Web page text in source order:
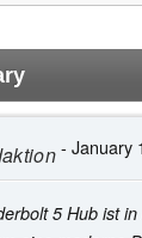
- January
5 Hub ist